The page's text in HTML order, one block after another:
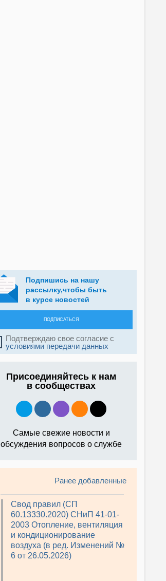
Подпишись на нашу
рассылку,чтобы быть
в курсе новостей
ПОДПИСАТЬСЯ
Подтверждаю свое согласие с
условиями передачи данных
Присоединяйтесь к нам
в сообществах
Самые свежие новости и
обсуждения вопросов о службе
Свод правил (СП
60.13330.2020) СНиП 41-01-
2003 Отопление, вентиляция
и кондиционирование
воздуха (в ред. Изменений №
6 от 26.05.2026)
Ранее добавленные